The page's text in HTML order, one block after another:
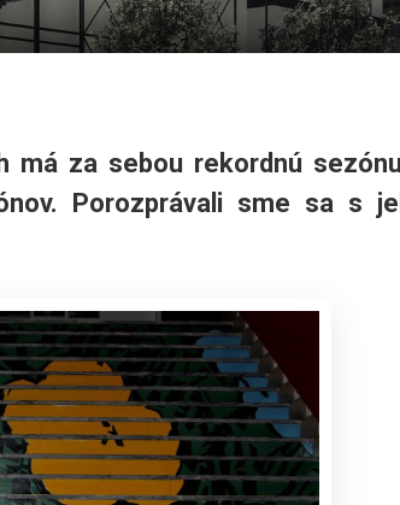
má za sebou rekordnú
Porozprávali sme sa s